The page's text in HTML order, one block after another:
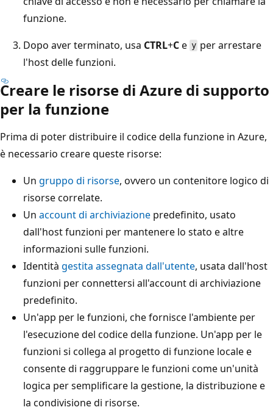
funzione.
Dopo aver terminato, usa CTRL+Ce y per arrestare
l'host delle funzioni.
Creare le risorse di Azure di supporto
per la funzione
Prima di poter distribuire il codice della funzione in Azure,
è necessario creare queste risorse:
Un gruppo di risorse, ovvero un contenitore logico di
risorse correlate.
Un account di archiviazione predefinito, usato
dall'host funzioni per mantenere lo stato e altre
informazioni sulle funzioni.
Identità gestita assegnata dall'utente, usata dall'host
funzioni per connettersi all'account di archiviazione
predefinito.
Un'app per le funzioni, che fornisce l'ambiente per
l'esecuzione del codice della funzione. Un'app per le
funzioni si collega al progetto di funzione locale e
consente di raggruppare le funzioni come un'unità
logica per semplificare la gestione, la distribuzione e
la condivisione di risorse.